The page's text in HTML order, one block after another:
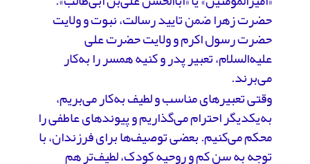
حضرت زهرا ضمن تایید رسالت، نبوت و ولایت
حضرت رسول‌ اکرم و ولایت حضرت علی
علیه‌السلام، تعبیر پدر و کنیه همسر را به‌کار
می‌برند.
وقتی تعبیرهای مناسب و لطیف به‌کار می‌بریم،
به‌یکدیگر احترام می‌گذاریم و پیوندهای عاطفی را
محکم می‌کنیم. بعضی توصیف‌ها برای فرزندان، با
توجه به سن کم و روحیه کودک، لطیف‌تر هم